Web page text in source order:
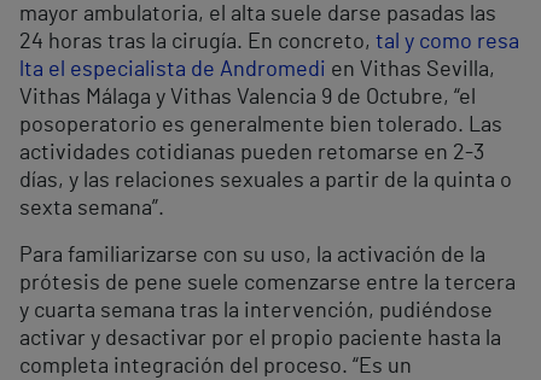
mayor ambulatoria, el alta suele darse pasadas las
24 horas tras la cirugía. En concreto, tal y como resa
lta el especialista de Andromedi en Vithas Sevilla,
Vithas Málaga y Vithas Valencia 9 de Octubre, “el
posoperatorio es generalmente bien tolerado. Las
actividades cotidianas pueden retomarse en 2-3
días, y las relaciones sexuales a partir de la quinta o
sexta semana”.
Para familiarizarse con su uso, la activación de la
prótesis de pene suele comenzarse entre la tercera
y cuarta semana tras la intervención, pudiéndose
activar y desactivar por el propio paciente hasta la
completa integración del proceso. “Es un